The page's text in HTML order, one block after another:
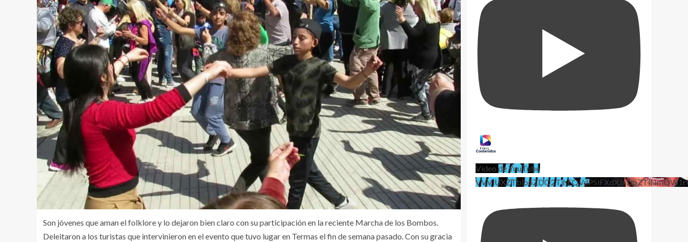
Son jóvenes que aman el folklore y lo dejaron bien claro con su participación en la reciente Marcha de los Bombos.
Deleitaron a los turistas que intervinieron en el evento que tuvo lugar en Termas el fin de semana pasado. Con su gracia
Vídeo de YouTube